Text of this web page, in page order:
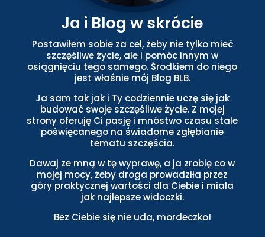
Ja i Blog w skrócie
Postawiłem sobie za cel, żeby nie tylko mieć
szczęśliwe życie, ale i pomóc innym w
osiągnięciu tego samego. Środkiem do niego
jest właśnie mój Blog BLB.
Ja sam tak jak i Ty codziennie uczę się jak
budować swoje szczęśliwe życie. Z mojej
strony oferuję Ci pasję i mnóstwo czasu stale
poświęcanego na świadome zgłębianie
tematu szczęścia.
Dawaj ze mną w tę wyprawę, a ja zrobię co w
mojej mocy, żeby droga prowadziła przez
góry praktycznej wartości dla Ciebie i miała
jak najlepsze widoczki.
Bez Ciebie się nie uda, mordeczko!